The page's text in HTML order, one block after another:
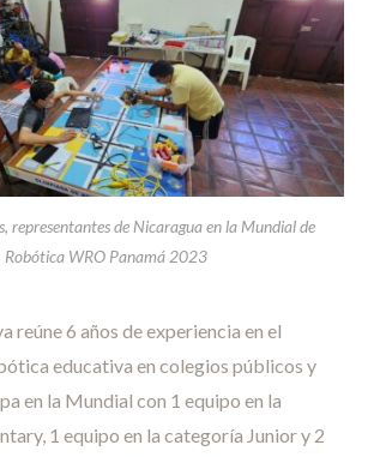
representantes de Nicaragua en la Mundial de
Robótica WRO Panamá 2023
reúne 6 años de experiencia en el
educativa en colegios públicos y
en la Mundial con 1 equipo en la
1 equipo en la categoría Junior y 2